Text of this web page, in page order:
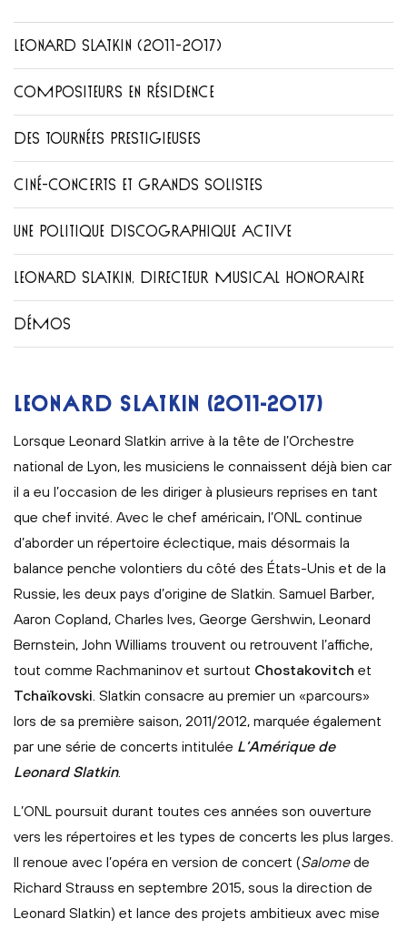
LEONARD SLATKIN (2011-2017)
COMPOSITEURS EN RÉSIDENCE
DES TOURNÉES PRESTIGIEUSES
CINÉ-CONCERTS ET GRANDS SOLISTES
UNE POLITIQUE DISCOGRAPHIQUE ACTIVE
LEONARD SLATKIN, DIRECTEUR MUSICAL HONORAIRE
DÉMOS
LEONARD SLATKIN (2011-2017)
Lorsque Leonard Slatkin arrive à la tête de l’Orchestre
national de Lyon, les musiciens le connaissent déjà bien car
il a eu l’occasion de les diriger à plusieurs reprises en tant
que chef invité. Avec le chef américain, l’ONL continue
d’aborder un répertoire éclectique, mais désormais la
balance penche volontiers du côté des États-Unis et de la
Russie, les deux pays d’origine de Slatkin. Samuel Barber,
Aaron Copland, Charles Ives, George Gershwin, Leonard
Bernstein, John Williams trouvent ou retrouvent l’affiche,
tout comme Rachmaninov et surtout Chostakovitch et
Tchaïkovski . Slatkin consacre au premier un «parcours»
lors de sa première saison, 2011/2012, marquée également
par une série de concerts intitulée L’Amérique de
Leonard Slatkin.
L’ONL poursuit durant toutes ces années son ouverture
vers les répertoires et les types de concerts les plus larges.
Il renoue avec l’opéra en version de concert (Salomede
Richard Strauss en septembre 2015, sous la direction de
Leonard Slatkin) et lance des projets ambitieux avec mise